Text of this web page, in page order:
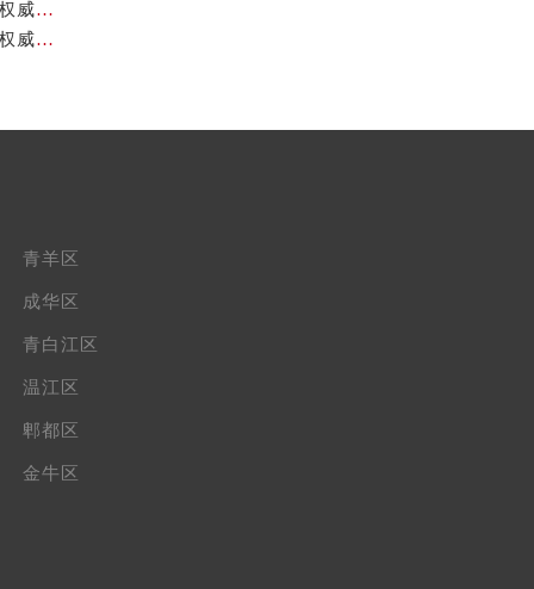
成都天梭官方售后服务中心｜官方地址及售后热线电话权威信息公示（2026年7月最新）
成都天梭官方售后服务中心｜官方电话及详细维修地址权威信息公示（2026年7月最新）
青羊区
成华区
青白江区
温江区
郫都区
金牛区